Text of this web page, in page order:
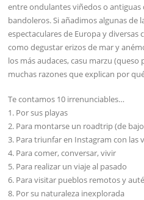
entre ondulantes viñedos o antiguas
bandoleros. Si añadimos algunas de
espectaculares de Europa y diversas
como degustar erizos de mar y
los más audaces, casu marzu
muchas razones que explican por
Te contamos 10 irrenunciables…
1. Por sus playas
2. Para montarse un roadtrip (de
3. Para triunfar en Instagram con las
4. Para comer, conversar, vivir
5. Para realizar un viaje al pasado
6. Para visitar pueblos remotos y
8. Por su naturaleza inexplorada